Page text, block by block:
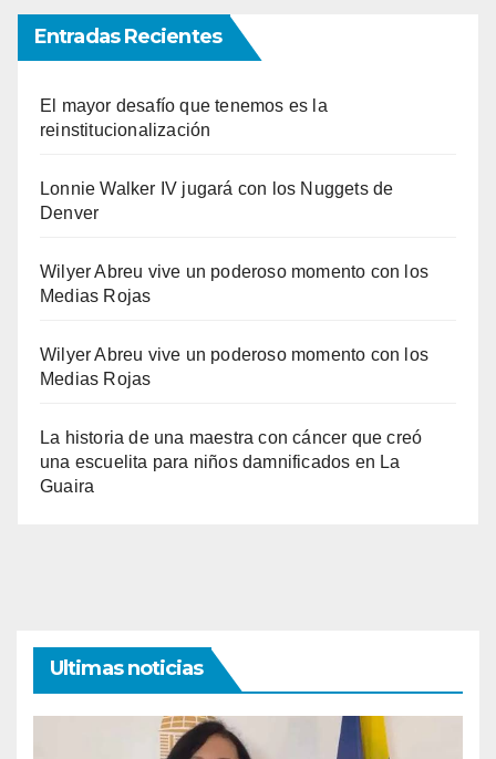
Entradas Recientes
El mayor desafío que tenemos es la
reinstitucionalización
Lonnie Walker IV jugará con los Nuggets de
Denver
Wilyer Abreu vive un poderoso momento con los
Medias Rojas
Wilyer Abreu vive un poderoso momento con los
Medias Rojas
La historia de una maestra con cáncer que creó
una escuelita para niños damnificados en La
Guaira
Ultimas noticias